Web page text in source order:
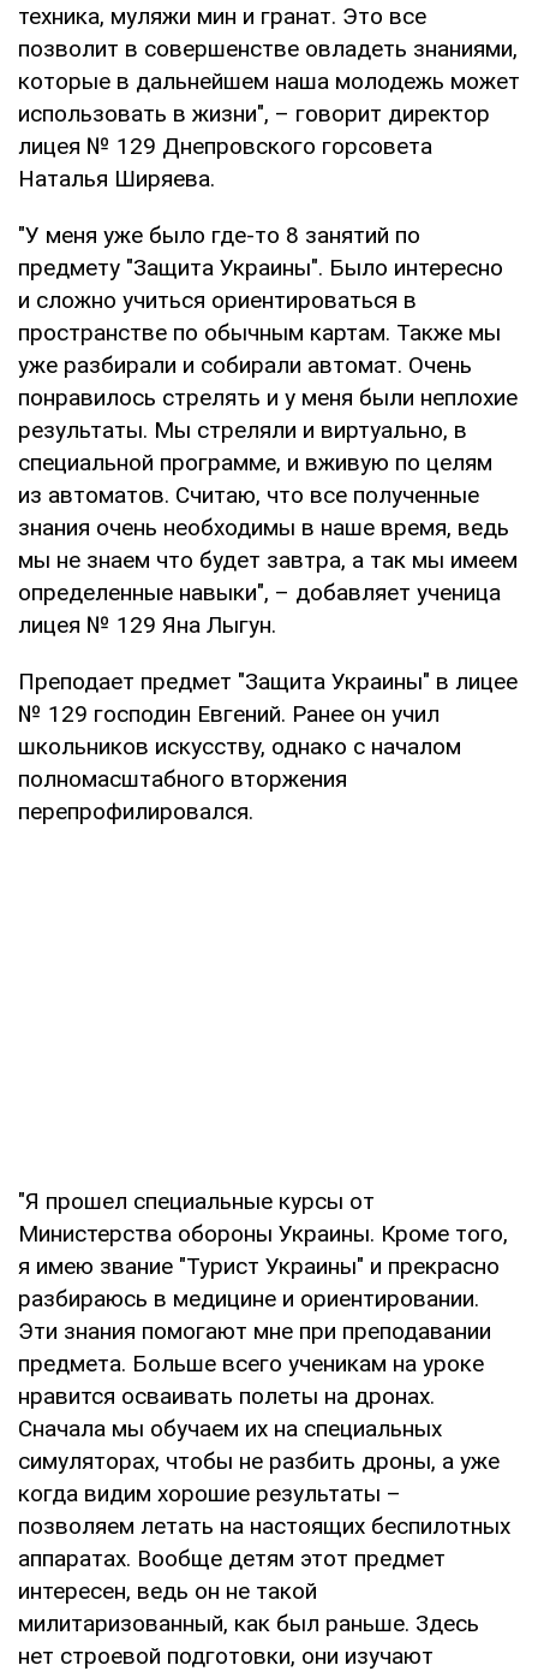
техника, муляжи мин и гранат. Это все
позволит в совершенстве овладеть знаниями,
которые в дальнейшем наша молодежь может
использовать в жизни", – говорит директор
лицея № 129 Днепровского горсовета
Наталья Ширяева.
"У меня уже было где-то 8 занятий по
предмету "Защита Украины". Было интересно
и сложно учиться ориентироваться в
пространстве по обычным картам. Также мы
уже разбирали и собирали автомат. Очень
понравилось стрелять и у меня были неплохие
результаты. Мы стреляли и виртуально, в
специальной программе, и вживую по целям
из автоматов. Считаю, что все полученные
знания очень необходимы в наше время, ведь
мы не знаем что будет завтра, а так мы имеем
определенные навыки", – добавляет ученица
лицея № 129 Яна Лыгун.
Преподает предмет "Защита Украины" в лицее
№ 129 господин Евгений. Ранее он учил
школьников искусству, однако с началом
полномасштабного вторжения
перепрофилировался.
"Я прошел специальные курсы от
Министерства обороны Украины. Кроме того,
я имею звание "Турист Украины" и прекрасно
разбираюсь в медицине и ориентировании.
Эти знания помогают мне при преподавании
предмета. Больше всего ученикам на уроке
нравится осваивать полеты на дронах.
Сначала мы обучаем их на специальных
симуляторах, чтобы не разбить дроны, а уже
когда видим хорошие результаты –
позволяем летать на настоящих беспилотных
аппаратах. Вообще детям этот предмет
интересен, ведь он не такой
милитаризованный, как был раньше. Здесь
нет строевой подготовки, они изучают